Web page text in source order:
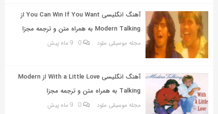
دوستان
خود
به
اشتراک
بگذارید.
آهنگ انگلیسی You Can Win If You Want از
Modern Talking به همراه متن و ترجمه مجزا
مجله موسیقی ملود 0 9 ماه پیش
آهنگ انگلیسی With a Little Love از Modern
Talking به همراه متن و ترجمه مجزا
مجله موسیقی ملود 0 9 ماه پیش